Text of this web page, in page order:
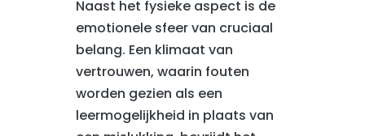
Naast het fysieke aspect is de
emotionele sfeer van cruciaal
belang. Een klimaat van
vertrouwen, waarin fouten
worden gezien als een
leermogelijkheid in plaats van